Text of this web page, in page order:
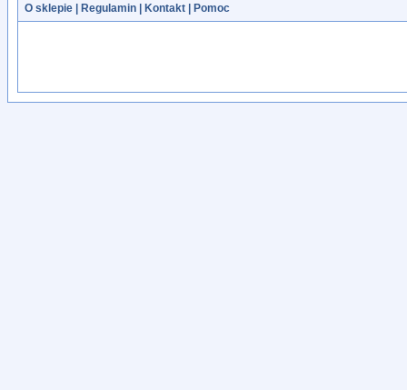
O sklepie Regulamin Kontakt Pomoc